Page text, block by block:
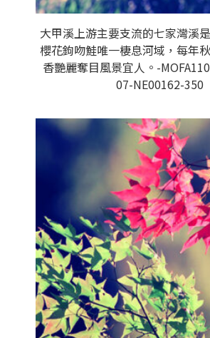
大甲溪上游主要支流的七家灣溪
櫻花鉤吻鮭唯一棲息河域，每年
香艷麗奪目風景宜人。-
07-NE00162-350